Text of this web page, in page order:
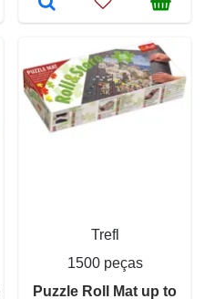
Trefl
1500 peças
Puzzle Roll Mat up to